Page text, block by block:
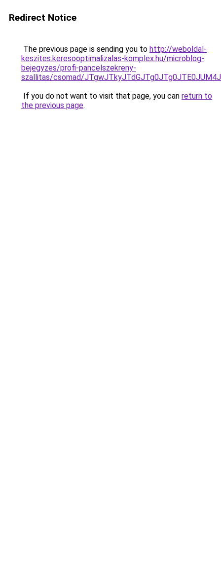
Redirect Notice
The previous page is sending you to http://weboldal-
keszites.keresooptimalizalas-komplex.hu/microblog-
bejegyzes/profi-pancelszekreny-
szallitas/csomad/
If you do not want to visit that page, you can return to
the previous page.